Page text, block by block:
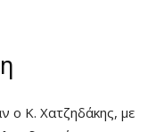
ο Κ. Χατζηδάκης, με